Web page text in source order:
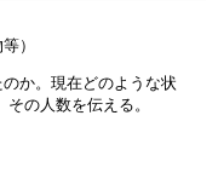
）
か。現在どのような状
の人数を伝える。